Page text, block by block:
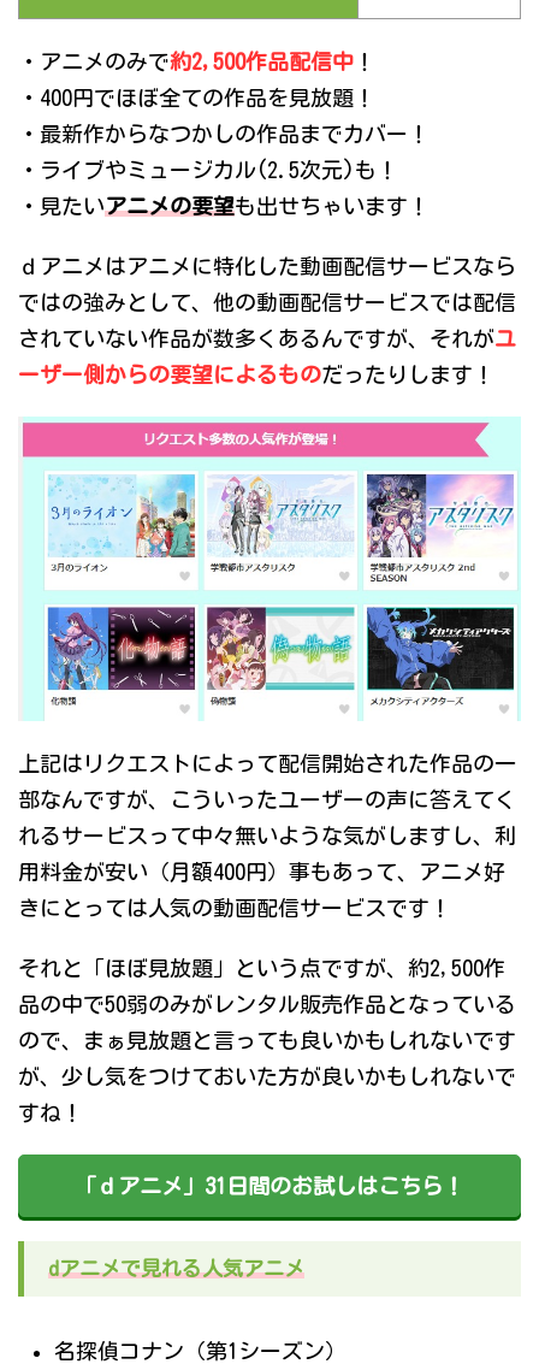
・アニメのみで約2,500作品配信中 ！
・400円でほぼ全ての作品を見放題！
・最新作からなつかしの作品までカバー！
・ライブやミュージカル(2.5次元)も！
・見たいアニメの要望も出せちゃいます！
ｄアニメはアニメに特化した動画配信サービスなら
ではの強みとして、他の動画配信サービスでは配信
されていない作品が数多くあるんですが、それがユ
ーザー側からの要望によるものだったりします！
上記はリクエストによって配信開始された作品の一
部なんですが、こういったユーザーの声に答えてく
れるサービスって中々無いような気がしますし、利
用料金が安い（月額400円）事もあって、アニメ好
きにとっては人気の動画配信サービスです！
それと「ほぼ見放題」という点ですが、約2,500作
品の中で50弱のみがレンタル販売作品となっている
ので、まぁ見放題と言っても良いかもしれないです
が、少し気をつけておいた方が良いかもしれないで
すね！
「ｄアニメ」31日間のお試しはこちら！
dアニメで見れる人気アニメ
名探偵コナン（第1シーズン）